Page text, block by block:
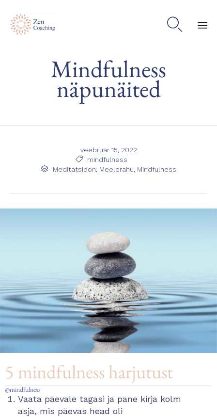

Mindfulness
näpunäited
veebruar 15, 2022
 Tags
mindfulness
 Kategooria
Meditatsioon, Meelerahu, Mindfulness
5 mindfulness harjutust
@mindfulness
Vaata päevale tagasi ja pane kirja kolm
asja, mis päevas head oli